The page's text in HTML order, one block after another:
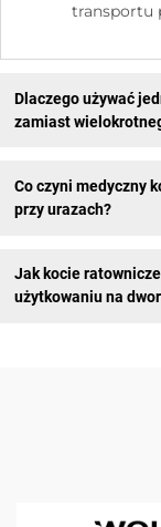
transportu
Dlaczego używać
zamiast
Co czyni medyczny
przy urazach?
Jak kocie
użytkowaniu na